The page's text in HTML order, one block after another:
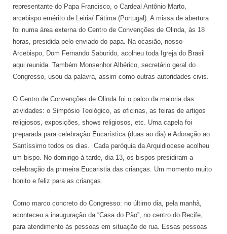
representante do Papa Francisco, o Cardeal Antônio Marto,
arcebispo emérito de Leiria/ Fátima (Portugal). A missa de abertura
foi numa área externa do Centro de Convenções de Olinda, às 18
horas, presidida pelo enviado do papa. Na ocasião, nosso
Arcebispo, Dom Fernando Saburido, acolheu toda Igreja do Brasil
aqui reunida. Também Monsenhor Albérico, secretário geral do
Congresso, usou da palavra, assim como outras autoridades civis.
O Centro de Convenções de Olinda foi o palco da maioria das
atividades: o Simpósio Teológico, as oficinas, as feiras de artigos
religiosos, exposições, shows religiosos, etc. Uma capela foi
preparada para celebração Eucarística (duas ao dia) e Adoração ao
Santíssimo todos os dias. Cada paróquia da Arquidiocese acolheu
um bispo. No domingo à tarde, dia 13, os bispos presidiram a
celebração da primeira Eucaristia das crianças. Um momento muito
bonito e feliz para as crianças.
Como marco concreto do Congresso: no último dia, pela manhã,
aconteceu a inauguração da “Casa do Pão”, no centro do Recife,
para atendimento às pessoas em situação de rua. Essas pessoas